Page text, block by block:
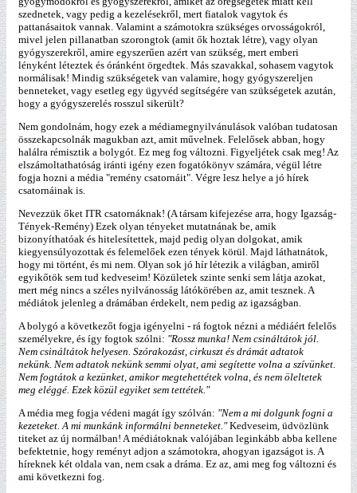
szednetek, vagy pedig a kezelésekről, mert fiatalok vagytok és
pattanásaitok vannak. Valamint a számotokra szükséges orvosságokról,
mivel jelen pillanatban szorongtok (amit ők hoztak létre), vagy olyan
gyógyszerekről, amire egyszerűen azért van szükség, mert emberi
lényként léteztek és óránként örgedtek. Más szavakkal, sohasem vagytok
normálisak! Mindig szükségetek van valamire, hogy gyógyszereljen
benneteket, vagy esetleg egy ügyvéd segítségére van szükségetek azután,
hogy a gyógyszerelés rosszul sikerült?
Nem gondolnám, hogy ezek a médiamegnyilvánulások valóban tudatosan
összekapcsolnák magukban azt, amit művelnek. Felelősek abban, hogy
halálra rémisztik a bolygót. Ez meg fog változni. Figyeljétek csak meg! Az
elszámoltathatóság iránti igény ezen fogatókönyv számára, végül létre
fogja hozni a média "remény csatornáit". Végre lesz helye a jó hírek
csatornáinak is.
Nevezzük őket ITR csatornáknak! (A társam kifejezése arra, hogy Igazság-
Tények-Remény) Ezek olyan tényeket mutatnának be, amik
bizonyíthatóak és hitelesítettek, majd pedig olyan dolgokat, amik
kiegyensúlyozottak és felemelőek ezen tények körül. Majd láthatnátok,
hogy mi történt, és mi nem. Olyan sok jó hír létezik a világban, amiről
egyikőtök sem tud kedveseim! Közületek szinte senki sem látja azokat,
mert még nincs a széles nyilvánosság látókörében az, amit tesznek. A
médiátok jelenleg a drámában érdekelt, nem pedig az igazságban.
A bolygó a következőt fogja igényelni - rá fogtok nézni a médiáért felelős
személyekre, és így fogtok szólni: "Rossz munka! Nem csináltátok jól.
Nem csináltátok helyesen. Szórakozást, cirkuszt és drámát adtatok
nekünk. Nem adtatok nekünk semmi olyat, ami segítette volna a szívünket.
Nem fogtátok a kezünket, amikor megtehettétek volna, és nem öleltetek
meg eléggé. Ezek közül egyiket sem tettétek."
A média meg fogja védeni magát így szólván: "Nem a mi dolgunk fogni a
kezeteket. A mi munkánk informálni benneteket."Kedveseim, üdvözlünk
titeket az új normálban! A médiátoknak valójában leginkább abba kellene
befektetnie, hogy reményt adjon a számotokra, ahogyan igazságot is. A
híreknek két oldala van, nem csak a dráma. Ez az, ami meg fog változni és
ami következni fog.